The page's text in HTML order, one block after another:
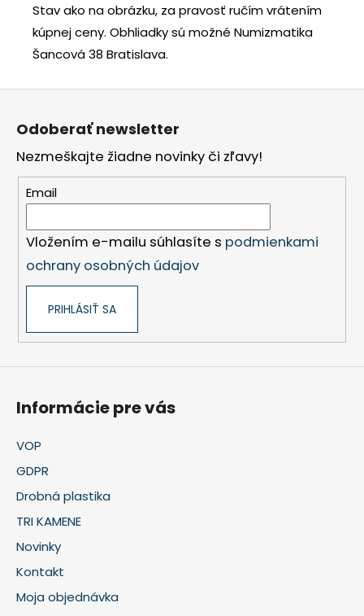
Stav ako na obrázku, za pravosť ručím vrátením
kúpnej ceny. Obhliadky sú možné Numizmatika
Šancová 38 Bratislava.
Z
Odoberať newsletter
Nezmeškajte žiadne novinky či zľavy!
Email
Vložením e-mailu súhlasíte s podmienkami
ochrany osobných údajov
PRIHLÁSIŤ SA
Informácie pre vás
VOP
GDPR
Drobná plastika
TRI KAMENE
Novinky
Kontakt
Moja objednávka